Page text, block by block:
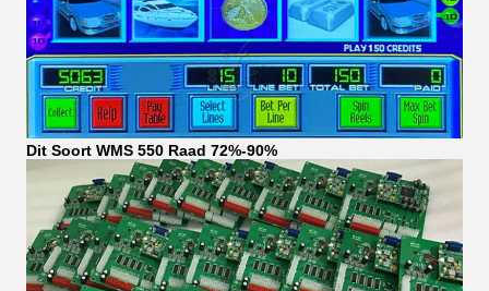
Dit Soort WMS 550 Raad 72%-90%